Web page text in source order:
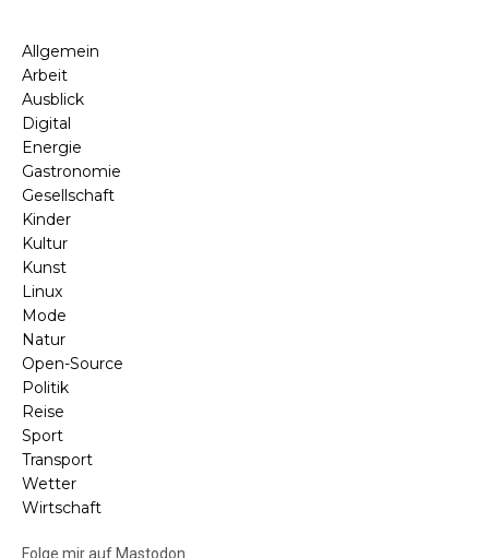
Allgemein
Arbeit
Ausblick
Digital
Energie
Gastronomie
Gesellschaft
Kinder
Kultur
Kunst
Linux
Mode
Natur
Open-Source
Politik
Reise
Sport
Transport
Wetter
Wirtschaft
Folge mir auf Mastodon